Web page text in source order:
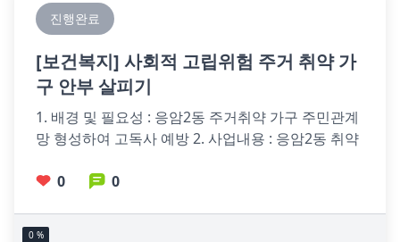
진행완료
[보건복지] 사회적 고립위험 주거 취약 가
구 안부 살피기
1. 배경 및 필요성 : 응암2동 주거취약 가구 주민관계
망 형성하여 고독사 예방 2. 사업내용 : 응암2동 취약
및 건강 음료지
0 0
0 %